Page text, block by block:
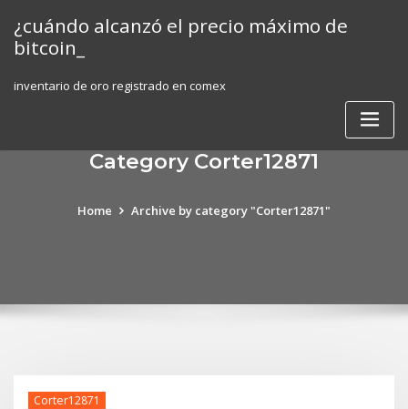
content
¿cuándo alcanzó el precio máximo de
bitcoin_
inventario de oro registrado en comex
Category Corter12871
Home Archive by category "Corter12871"
Corter12871